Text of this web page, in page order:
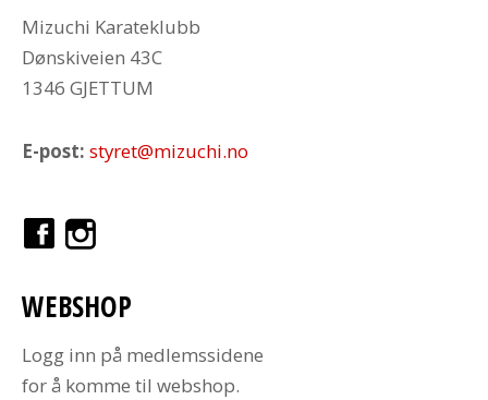
Mizuchi Karateklubb
Dønskiveien 43C
1346 GJETTUM
E-post: styret@mizuchi.no
WEBSHOP
Logg inn på medlemssidene
for å komme til webshop.